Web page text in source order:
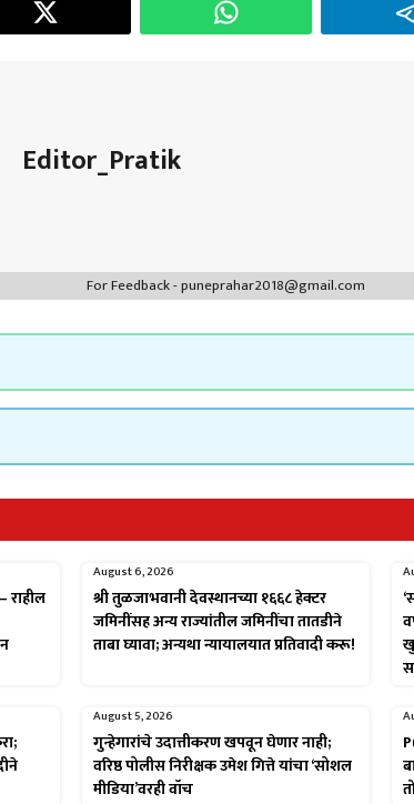
dI a
Editor_Pratik
For Feedback - puneprahar2018@gmail.com
राहील
August 6, 2026
श्री तुळजाभवानी देवस्थानच्या १६६८ हेक्टर
जमिनींसह अन्य राज्यांतील जमिनींचा तातडीने
ताबा घ्यावा; अन्यथा न्यायालयात प्रतिवादी करू!
August 5, 2026
गुन्हेगारांचे उदात्तीकरण खपवून घेणार नाही;
वरिष्ठ पोलीस निरीक्षक उमेश गित्ते यांचा ‘सोशल
मीडिया’वरही वॉच